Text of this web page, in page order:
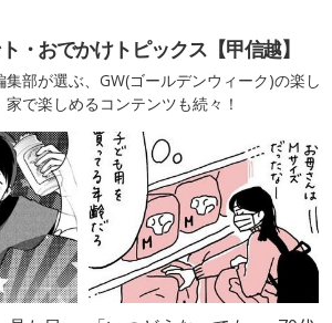
・おでかけトピックス【甲信越】
集部が選ぶ、GW(ゴールデンウィーク)の楽し
で楽しめるコンテンツも続々！